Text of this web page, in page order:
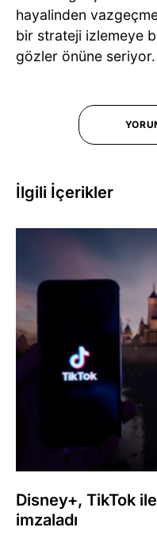
hayalinden
bir strateji izlemeye
gözler önüne seriyor.
İlgili İçerikler
Disney+, TikTok
imzaladı